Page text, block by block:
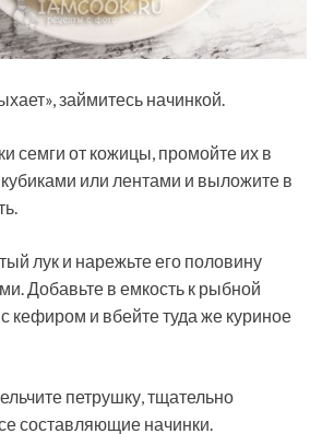
займитесь начинкой.
семги от кожицы, промойте их в
или лентами и выложите в
лук и нарежьте его половину
Добавьте в емкость к рыбной
кефиром и вбейте туда же куриное
петрушку, тщательно
составляющие начинки.